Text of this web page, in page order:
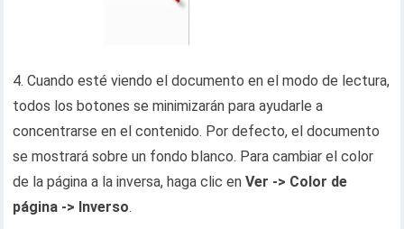
4. Cuando esté viendo el documento en el modo de lectura,
todos los botones se minimizarán para ayudarle a
concentrarse en el contenido. Por defecto, el documento
se mostrará sobre un fondo blanco. Para cambiar el color
de la página a la inversa, haga clic enVer -> Color de
página -> Inverso.